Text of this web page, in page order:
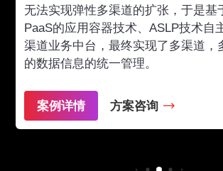
无法实现弹性多渠道的扩张，于是基
PaaS的应用容器技术、ASLP技术自
渠道业务中台，最终实现了多渠道，
的数据信息的统一管理。
案例详情 方案咨询